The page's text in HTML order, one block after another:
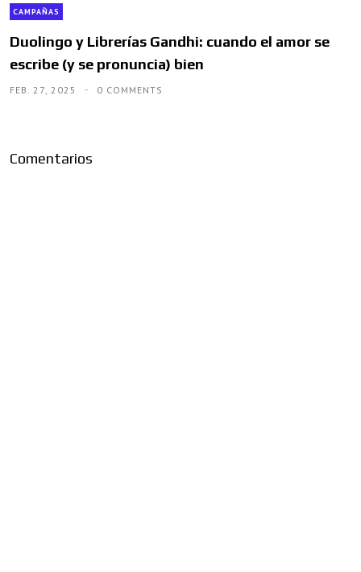
CAMPAÑAS
Duolingo y Librerías Gandhi: cuando el amor se
escribe (y se pronuncia) bien
FEB. 27, 2025 0 COMMENTS
Comentarios